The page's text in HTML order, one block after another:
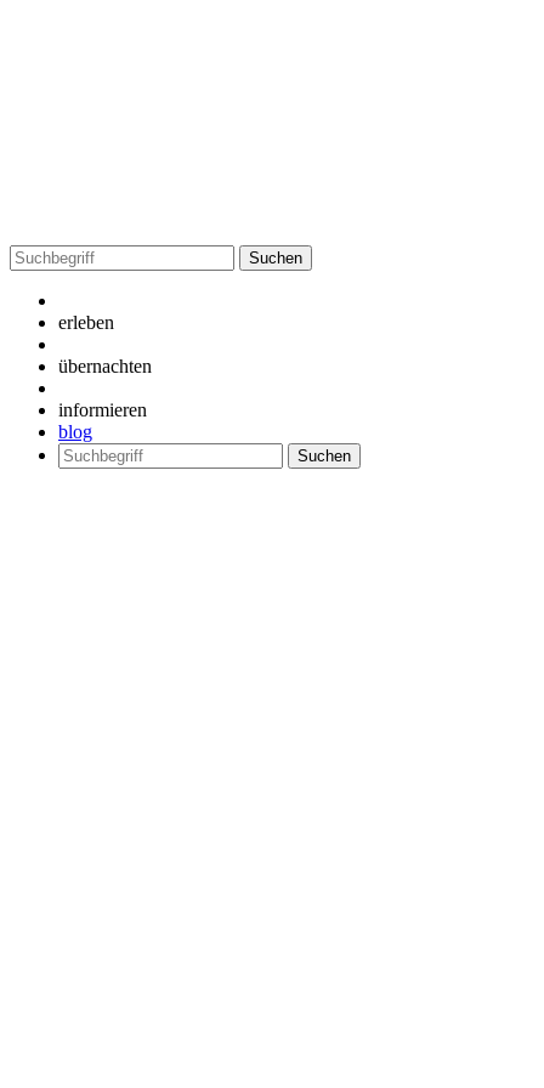
Suchen
nach:
erleben
übernachten
informieren
blog
Suchen
nach: